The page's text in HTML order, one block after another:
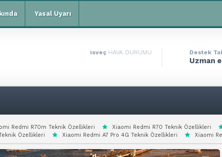
Yasal Uyarı
isveç HAVA DURUMU Destek
Uzman
Redmi R70m Teknik Özellikleri Xiaomi Redmi R70 Teknik Özellikleri
Özellikleri
Xiaomi Redmi A7 Pro 4G Teknik Özellikleri Xiaomi